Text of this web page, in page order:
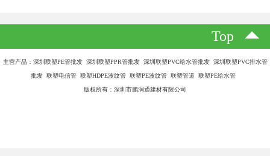
Top
主营产品：深圳联塑PE管批发 深圳联塑PPR管批发 深圳联塑PVC给水管批发 深圳联塑PVC排水管
批发 联塑电信管 联塑HDPE波纹管 联塑PE波纹管 联塑管道 联塑PE给水管
版权所有：深圳市鹏润通建材有限公司